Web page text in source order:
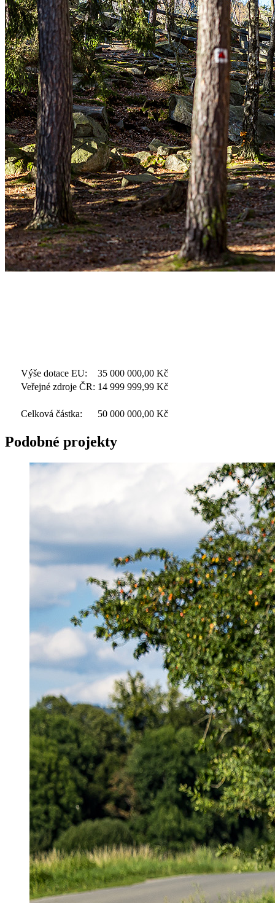
Výše dotace EU: 35 000 000,00 Kč
Veřejné zdroje ČR: 14 999 999,99 Kč
Celková částka: 50 000 000,00 Kč
Podobné projekty